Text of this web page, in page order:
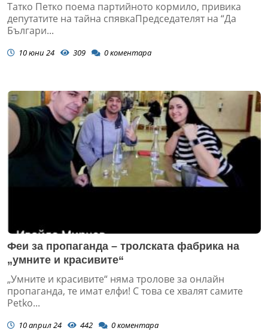
Татко Петко поема партийното кормило, привика
депутатите на тайна спявкаПредседателят на “Да
Българи...
10 юни 24 309 0коментара
Феи за пропаганда – тролската фабрика на
„умните и красивите“
„Умните и красивите“ няма тролове за онлайн
пропаганда, те имат елфи! С това се хвалят самите
Petko...
10 април 24 442 0коментара